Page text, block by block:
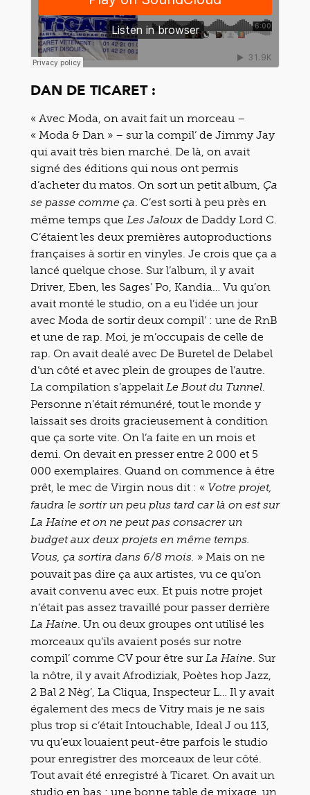
DAN DE TICARET :
« Avec Moda, on avait fait un morceau –
« Moda & Dan » – sur la compil’ de Jimmy Jay
qui avait très bien marché. De là, on avait
signé des éditions qui nous ont permis
d’acheter du matos. On sort un petit album,
Ça
se passe comme ça . C’est sorti à peu près en
même temps que Les Jaloux de Daddy Lord C.
C’étaient les deux premières autoproductions
françaises à sortir en vinyles. Je crois que ça a
lancé quelque chose. Sur l’album, il y avait
Driver, Eben, les Sages’ Po, Kandia… Vu qu’on
avait monté le studio, on a eu l’idée un jour
avec Moda de sortir deux compil’ : une de RnB
et une de rap. Moi, je m’occupais de celle de
rap. On avait dealé avec De Buretel de Delabel
d’un côté et avec plein de groupes de l’autre.
La compilation s’appelait Le Bout du Tunnel
Personne n’était rémunéré, tout le monde y
laissait ses droits gracieusement à condition
que ça sorte vite. On l’a faite en un mois et
demi. On devait en presser entre 2 000 et 5
000 exemplaires. Quand on commence à être
prêt, le mec de Virgin nous dit : « Votre projet,
faudra le sortir un peu plus tard car là on est sur
La Haine et on ne peut pas consacrer un
budget aux deux projets en même temps.
Vous, ça sortira dans 6/8 mois. » Mais on ne
pouvait pas dire ça aux artistes, vu ce qu’on
avait convenu avec eux. Et puis notre projet
n’était pas assez travaillé pour passer derrière
La Haine . Un ou deux groupes ont utilisé les
morceaux qu’ils avaient posés sur notre
compil’ comme CV pour être surLa Haine . Sur
la nôtre, il y avait Afrodiziak, Poètes hop Jazz,
2 Bal 2 Nèg’, La Cliqua, Inspecteur L… Il y avait
également des mecs de Vitry mais je ne sais
plus trop si c’était Intouchable, Ideal J ou 113,
vu qu’eux louaient peut-être parfois le studio
pour enregistrer des morceaux de leur côté.
Tout avait été enregistré à Ticaret. On avait un
studio en bas : une bonne table de mixage, un